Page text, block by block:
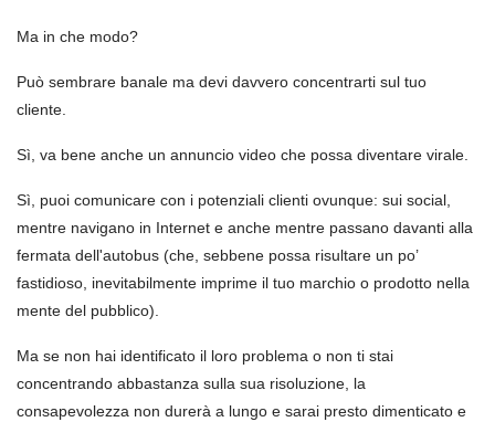
Ma in che modo?
Può sembrare banale ma devi davvero concentrarti sul tuo
cliente.
Sì, va bene anche un annuncio video che possa diventare virale.
Sì, puoi comunicare con i potenziali clienti ovunque: sui social,
mentre navigano in Internet e anche mentre passano davanti alla
fermata dell'autobus (che, sebbene possa risultare un po’
fastidioso, inevitabilmente imprime il tuo marchio o prodotto nella
mente del pubblico).
Ma se non hai identificato il loro problema o non ti stai
concentrando abbastanza sulla sua risoluzione, la
consapevolezza non durerà a lungo e sarai presto dimenticato e